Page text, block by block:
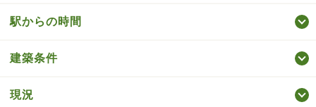
駅からの時間
建築条件
現況